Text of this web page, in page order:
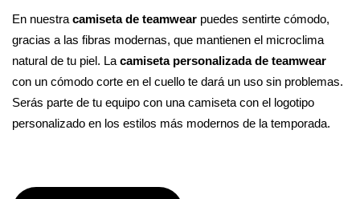
En nuestra camiseta de teamwear puedes sentirte cómodo,
gracias a las fibras modernas, que mantienen el microclima
natural de tu piel. La
con un cómodo corte en el cuello te dará un uso sin problemas.
Serás parte de tu equipo con una camiseta con el logotipo
personalizado en los estilos más modernos de la temporada.